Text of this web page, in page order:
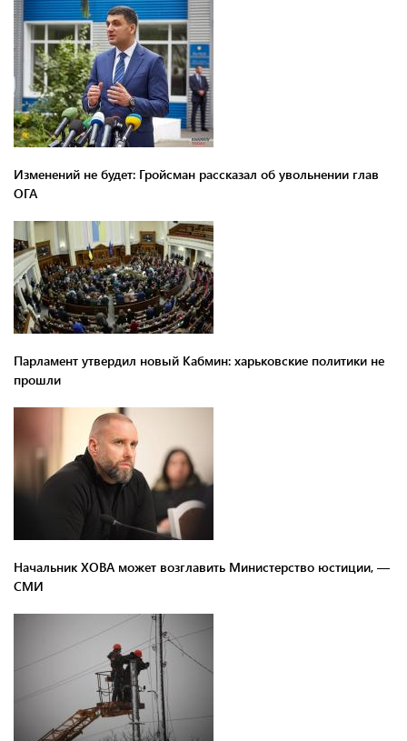
Изменений не будет: Гройсман рассказал об увольнении глав
ОГА
Парламент утвердил новый Кабмин: харьковские политики не
прошли
Начальник ХОВА может возглавить Министерство юстиции, —
СМИ